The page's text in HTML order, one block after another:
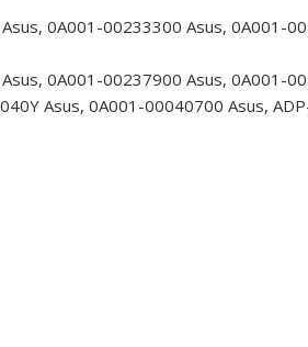
0A001-00233300 Asus, 0A001-
0A001-00237900 Asus, 0A001-
Asus, 0A001-00040700 Asus,